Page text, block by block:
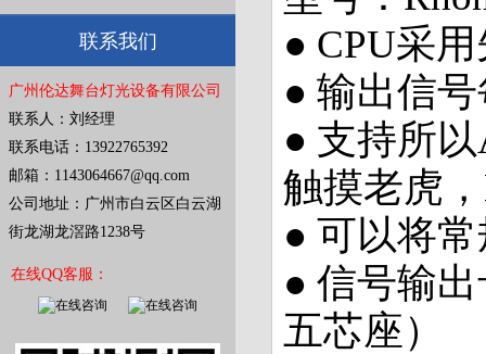
联系我们
广州伦达舞台灯光设备有限公司
联系人：刘经理
联系电话：13922765392
邮箱：1143064667@qq.com
公司地址：广州市白云区白云湖
街龙湖龙滘路1238号
在线QQ客服：
● CPU采
● 输出信
● 支持所
触摸老虎
● 可以将
● 信号输
五芯座）